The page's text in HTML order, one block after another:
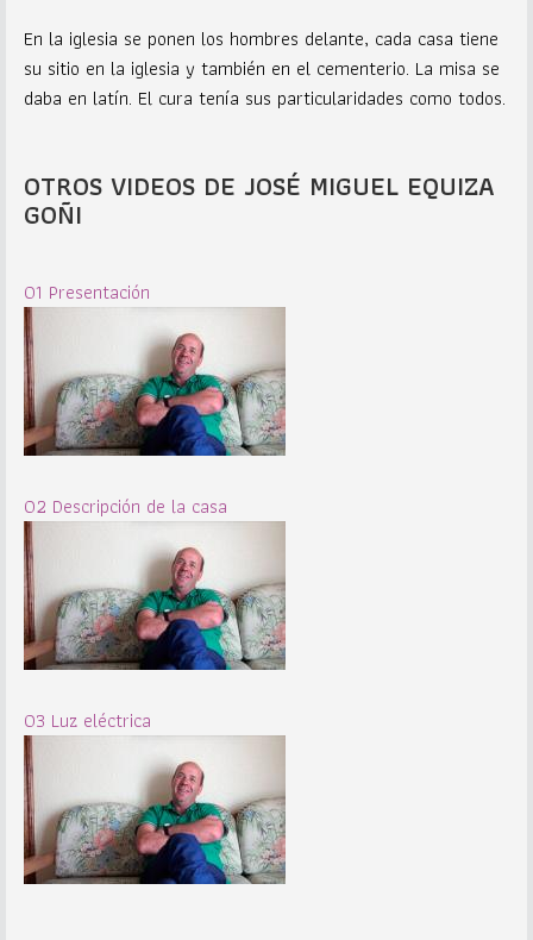
En la iglesia se ponen los hombres delante, cada casa tiene
su sitio en la iglesia y también en el cementerio. La misa se
daba en latín. El cura tenía sus particularidades como todos.
OTROS VIDEOS DE JOSÉ MIGUEL EQUIZA
GOÑI
01 Presentación
02 Descripción de la casa
03 Luz eléctrica